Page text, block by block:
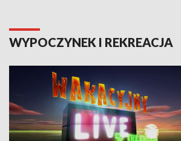
WYPOCZYNEK I REKREACJA